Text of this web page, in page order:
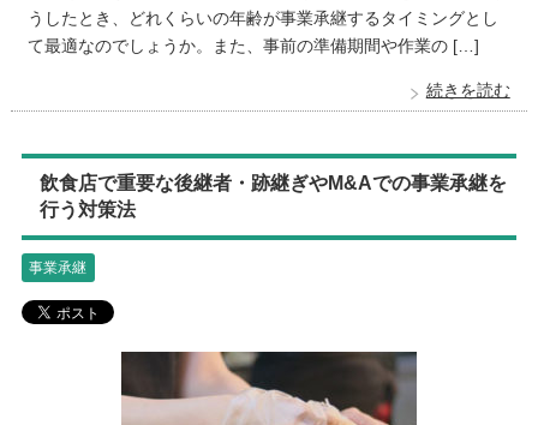
うしたとき、どれくらいの年齢が事業承継するタイミングとし
て最適なのでしょうか。また、事前の準備期間や作業の […]
続きを読む
飲食店で重要な後継者・跡継ぎやM&Aでの事業承継を
行う対策法
事業承継